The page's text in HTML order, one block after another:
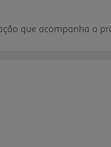
que acompanha o